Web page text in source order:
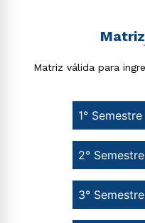
Matriz válida para
1° Semestre
3° Semestre
2° Semestre